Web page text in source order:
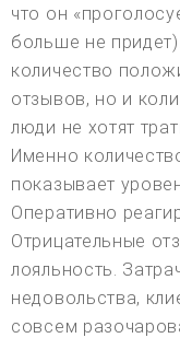
что он
больше не
количество
отзывов, но и
люди не хотят
Именно
показывает
Оперативно
Отрицательные
лояльность.
недовольства,
совсем